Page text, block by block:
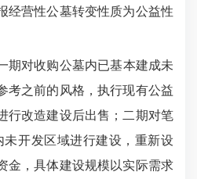
经营性公墓转变性质为公益性
期对收购公墓内已基本建成未
考之前的风格，执行现有公益
行改造建设后出售；二期对笔
未开发区域进行建设，重新设
金，具体建设规模以实际需求